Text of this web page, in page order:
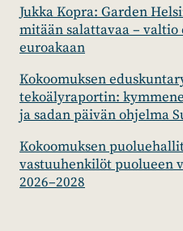
Jukka Kopra: Garden
mitään salattavaa – valtio
euroakaan
Kokoomuksen
tekoälyraportin:
ja sadan päivän ohjelma
Kokoomuksen
vastuuhenkilöt puolueen
2026–2028